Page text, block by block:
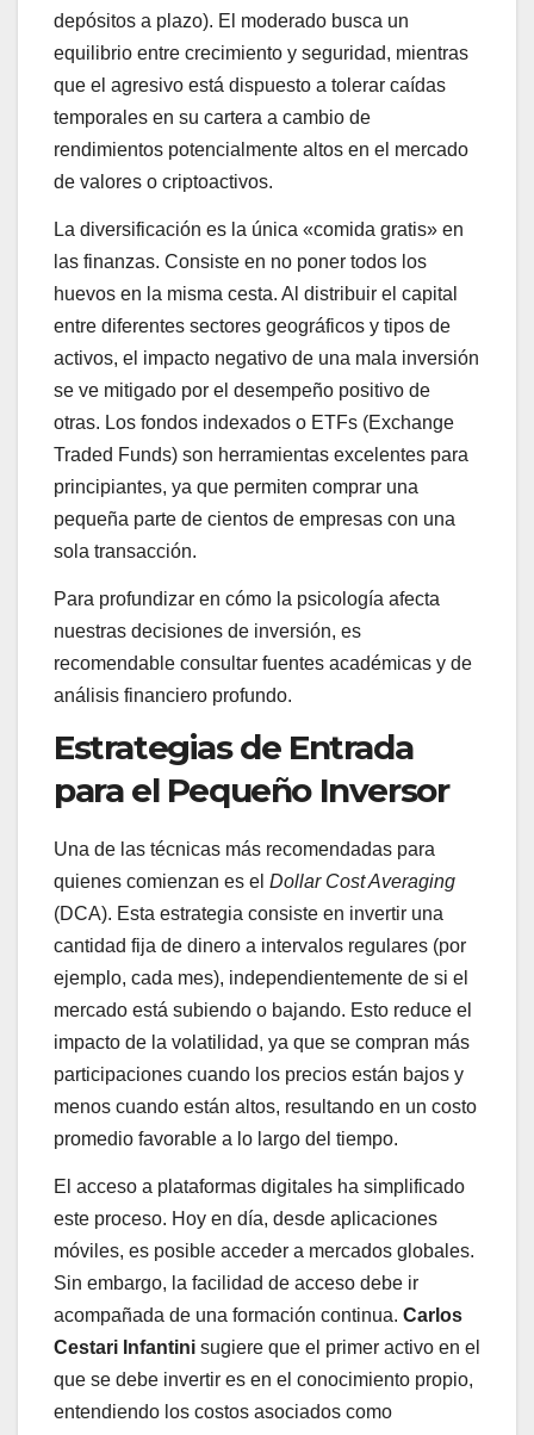
depósitos a plazo). El moderado busca un
equilibrio entre crecimiento y seguridad, mientras
que el agresivo está dispuesto a tolerar caídas
temporales en su cartera a cambio de
rendimientos potencialmente altos en el mercado
de valores o criptoactivos.
La diversificación es la única «comida gratis» en
las finanzas. Consiste en no poner todos los
huevos en la misma cesta. Al distribuir el capital
entre diferentes sectores geográficos y tipos de
activos, el impacto negativo de una mala inversión
se ve mitigado por el desempeño positivo de
otras. Los fondos indexados o ETFs (Exchange
Traded Funds) son herramientas excelentes para
principiantes, ya que permiten comprar una
pequeña parte de cientos de empresas con una
sola transacción.
Para profundizar en cómo la psicología afecta
nuestras decisiones de inversión, es
recomendable consultar fuentes académicas y de
análisis financiero profundo.
Estrategias de Entrada
para el Pequeño Inversor
Una de las técnicas más recomendadas para
quienes comienzan es el Dollar Cost Averaging
(DCA). Esta estrategia consiste en invertir una
cantidad fija de dinero a intervalos regulares (por
ejemplo, cada mes), independientemente de si el
mercado está subiendo o bajando. Esto reduce el
impacto de la volatilidad, ya que se compran más
participaciones cuando los precios están bajos y
menos cuando están altos, resultando en un costo
promedio favorable a lo largo del tiempo.
El acceso a plataformas digitales ha simplificado
este proceso. Hoy en día, desde aplicaciones
móviles, es posible acceder a mercados globales.
Sin embargo, la facilidad de acceso debe ir
acompañada de una formación continua. Carlos
Cestari Infantini sugiere que el primer activo en el
que se debe invertir es en el conocimiento propio,
entendiendo los costos asociados como